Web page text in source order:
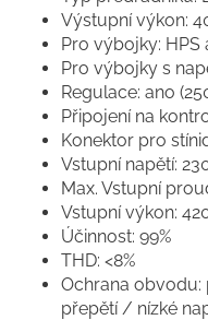
Výstupní výkon:
Pro výbojky: HPS
Pro výbojky s
Regulace: ano
Připojení na
Konektor pro
Vstupní napětí:
Max. Vstupní
Vstupní výkon:
Účinnost: 99%
THD: <8%
Ochrana obvodu:
přepětí / nízké